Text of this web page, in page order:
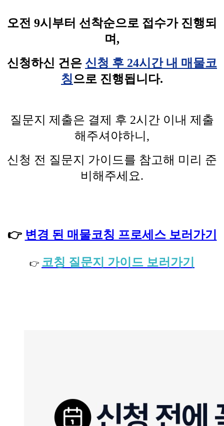
오전 9시부터 선착순으로 접수가 진행되
며,
신청하신 건은 신청 후 24시간 내 매물코
칭으로 진행됩니다.
질문지 제출은 결제 후 2시간 이내 제출
해주셔야하니,
신청 전 질문지 가이드를 참고해 미리 준
비해주세요.
👉 변경 된 매물코칭 프로세스 보러가기
👉 코칭 질문지 가이드 보러가기